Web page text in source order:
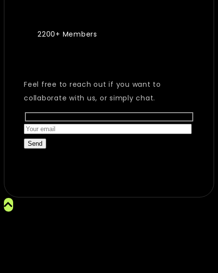
2200+ Members
Feel free to reach out if you want to
collaborate with us, or simply chat.
Send